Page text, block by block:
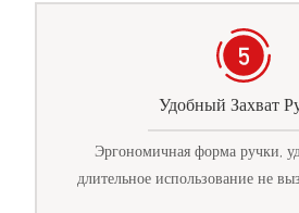
Удобный Захват
Эргономичная форма ручки,
длительное использование не